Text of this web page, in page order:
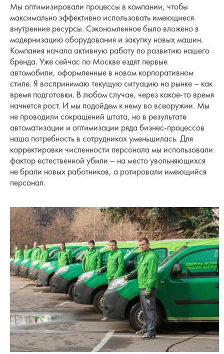
Мы оптимизировали процессы в компании, чтобы
максимально эффективно использовать имеющиеся
внутренние ресурсы. Сэкономленное было вложено в
модернизацию оборудования и закупку новых машин.
Компания начала активную работу по развитию нашего
бренда. Уже сейчас по Москве ездят первые
автомобили, оформленные в новом корпоративном
стиле. Я воспринимаю текущую ситуацию на рынке – как
время подготовки. В любом случае, через какое-то время
начнется рост. И мы подойдем к нему во всеоружии. Мы
не проводили сокращений штата, но в результате
автоматизации и оптимизации ряда бизнес-процессов
наша потребность в сотрудниках уменьшилась. Для
корректировки численности персонала мы использовали
фактор естественной убили – на место увольняющихся
не брали новых работников, а ротировали имеющийся
персонал.